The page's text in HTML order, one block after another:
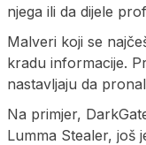
njega ili da dijele
Malveri koji se
kradu informacije.
nastavljaju da
Na primjer,
Lumma Stealer, još